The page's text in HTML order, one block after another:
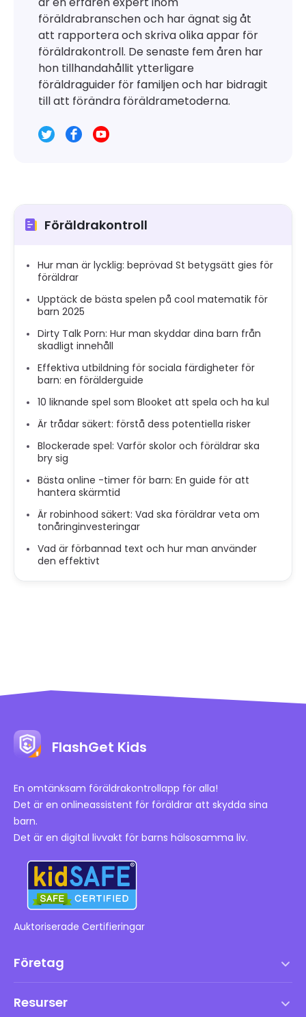
föräldrabranschen och har ägnat sig åt
att rapportera och skriva olika appar för
föräldrakontroll. De senaste fem åren har
hon tillhandahållit ytterligare
föräldraguider för familjen och har bidragit
till att förändra föräldrametoderna.
Föräldrakontroll
Hur man är lycklig: beprövad St betygsätt gies för
föräldrar
Upptäck de bästa spelen på cool matematik för
barn 2025
Dirty Talk Porn: Hur man skyddar dina barn från
skadligt innehåll
Effektiva utbildning för sociala färdigheter för
barn: en förälderguide
10 liknande spel som Blooket att spela och ha kul
Är trådar säkert: förstå dess potentiella risker
Blockerade spel: Varför skolor och föräldrar ska
bry sig
Bästa online -timer för barn: En guide för att
hantera skärmtid
Är robinhood säkert: Vad ska föräldrar veta om
tonåringinvesteringar
Vad är förbannad text och hur man använder
den effektivt
FlashGet Kids
En omtänksam föräldrakontrollapp för alla!
Det är en onlineassistent för föräldrar att skydda sina
barn.
Det är en digital livvakt för barns hälsosamma liv.
Auktoriserade Certifieringar
Företag
Resurser